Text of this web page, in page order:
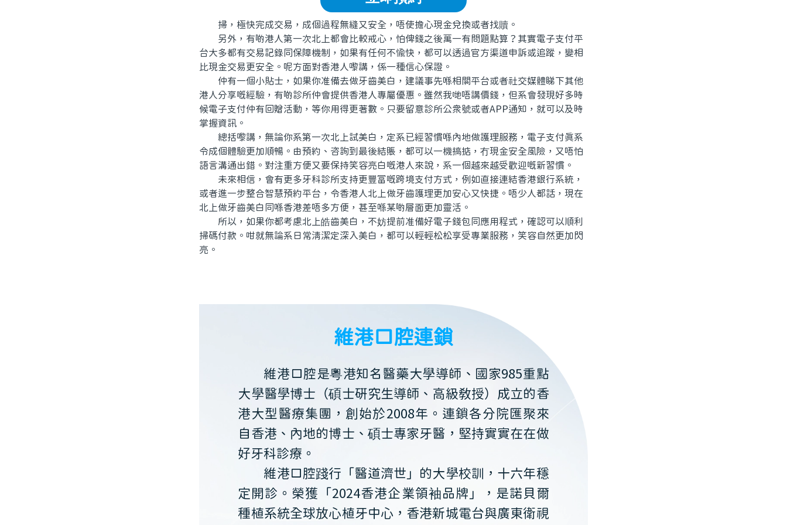
掃，極快完成交易，成個過程無縫又安全，唔使擔心現金兌換或者找贖。
另外，有啲港人第一次北上都會比較戒心，怕俾錢之後萬一有問題點算？其實電子支付平
台大多都有交易記錄同保障機制，如果有任何不愉快，都可以透過官方渠道申訴或追蹤，變相
比現金交易更安全。呢方面對香港人嚟講，係一種信心保證。
仲有一個小貼士，如果你准備去做牙齒美白，建議事先喺相關平台或者社交媒體睇下其他
港人分享嘅經驗，有啲診所仲會提供香港人專屬優惠。雖然我哋唔講價錢，但系會發現好多時
候電子支付仲有回贈活動，等你用得更著數。只要留意診所公衆號或者APP通知，就可以及時
掌握資訊。
總括嚟講，無論你系第一次北上試美白，定系已經習慣喺內地做護理服務，電子支付真系
令成個體驗更加順暢。由預約、咨詢到最後結賬，都可以一機搞掂，冇現金安全風險，又唔怕
語言溝通出錯。對注重方便又要保持笑容亮白嘅港人來說，系一個越來越受歡迎嘅新習慣。
未來相信，會有更多牙科診所支持更豐富嘅跨境支付方式，例如直接連結香港銀行系統，
或者進一步整合智慧預約平台，令香港人北上做牙齒護理更加安心又快捷。唔少人都話，現在
北上做牙齒美白同喺香港差唔多方便，甚至喺某啲層面更加靈活。
所以，如果你都考慮北上皓齒美白，不妨提前准備好電子錢包同應用程式，確認可以順利
掃碼付款。咁就無論系日常清潔定深入美白，都可以輕輕松松享受專業服務，笑容自然更加閃
亮。
維港口腔連鎖
維港口腔是粵港知名醫藥大學導師、國家985重點
大學醫學博士（碩士研究生導師、高級教授）成立的香
港大型醫療集團，創始於2008年。連鎖各分院匯聚來
自香港、內地的博士、碩士專家牙醫，堅持實實在在做
好牙科診療。
維港口腔踐行「醫道濟世」的大學校訓，十六年穩
定開診。榮獲「2024香港企業領袖品牌」，是諾貝爾
種植系統全球放心植牙中心，香港新城電台與廣東衛視